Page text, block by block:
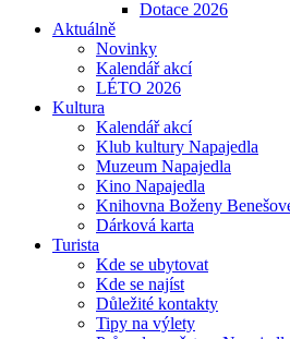
Dotace 2026
Aktuálně
Novinky
Kalendář akcí
LÉTO 2026
Kultura
Kalendář akcí
Klub kultury Napajedla
Muzeum Napajedla
Kino Napajedla
Knihovna Boženy
Dárková karta
Turista
Kde se ubytovat
Kde se najíst
Důležité kontakty
Tipy na výlety